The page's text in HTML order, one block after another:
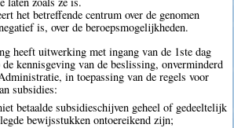
het betreffende centrum over de genomen
is, over de beroepsmogelijkheden.
heeft uitwerking met ingang van de 1ste dag
kennisgeving van de beslissing, onverminderd
in toepassing van de regels voor
subsidies:
betaalde subsidieschijven geheel of gedeeltelijk
bewijsstukken ontoereikend zijn;